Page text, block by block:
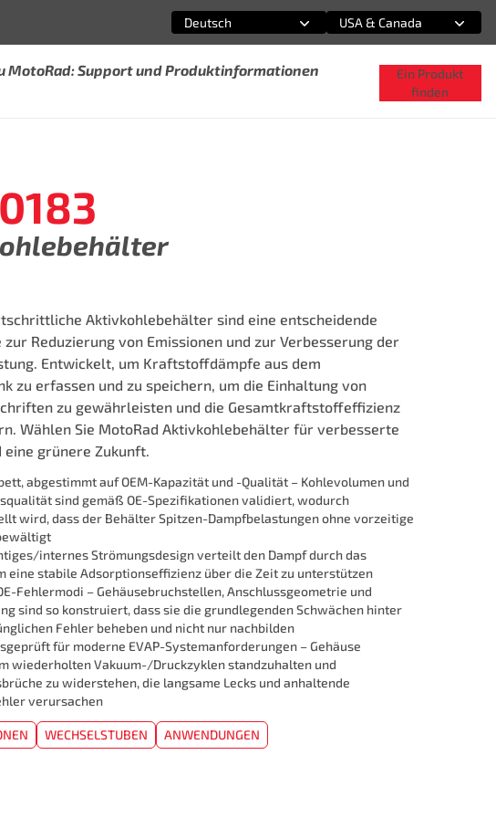
Wählen Sie eine Option
Deutsch
Wählen Sie eine Option
USA & Canada
MotoRad: Support und Produktinformationen
Ein Produkt
finden
Aktivkohlebehälter sind eine entscheidende
zur Reduzierung von Emissionen und zur Verbesserung der
Entwickelt, um Kraftstoffdämpfe aus dem
zu erfassen und zu speichern, um die Einhaltung von
zu gewährleisten und die Gesamtkraftstoffeffizienz
Wählen Sie MotoRad Aktivkohlebehälter für verbesserte
eine grünere Zukunft.
abgestimmt auf OEM-Kapazität und -Qualität – Kohlevolumen und
sind gemäß OE-Spezifikationen validiert, wodurch
wird, dass der Behälter Spitzen-Dampfbelastungen ohne vorzeitige
internes Strömungsdesign verteilt den Dampf durch das
eine stabile Adsorptionseffizienz über die Zeit zu unterstützen
Fehlermodi – Gehäusebruchstellen, Anschlussgeometrie und
sind so konstruiert, dass sie die grundlegenden Schwächen hinter
Fehler beheben und nicht nur nachbilden
für moderne EVAP-Systemanforderungen – Gehäuse
wiederholten Vakuum-/Druckzyklen standzuhalten und
zu widerstehen, die langsame Lecks und anhaltende
verursachen
WECHSELSTUBEN ANWENDUNGEN